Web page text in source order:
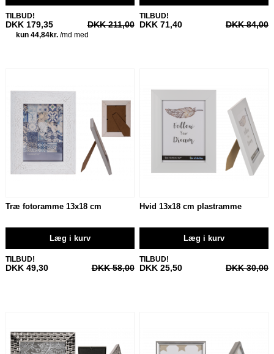
TILBUD!
DKK 179,35 DKK 211,00
TILBUD!
DKK 71,40 DKK 84,00
Træ fotoramme 13x18 cm
Læg i kurv
TILBUD!
DKK 49,30 DKK 58,00
Hvid 13x18 cm plastramme
Læg i kurv
TILBUD!
DKK 25,50 DKK 30,00